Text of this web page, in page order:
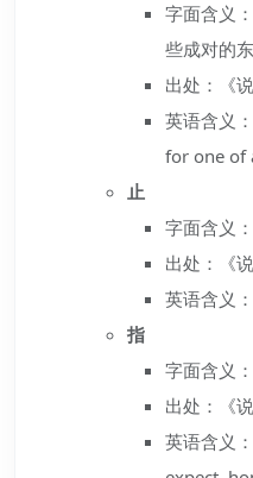
字面含义
些成对的
出处：《
英语含义
for one of
止
字面含义
出处：《
英语含义
指
字面含义
出处：《
英语含义